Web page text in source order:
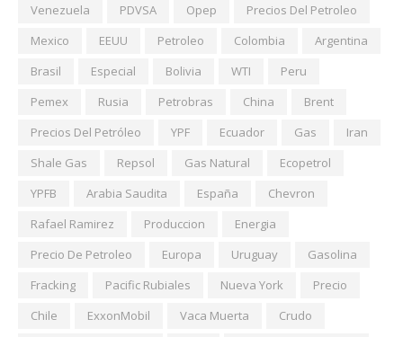
Venezuela PDVSA Opep
Precios Del Petroleo
Mexico
EEUU Petroleo Colombia
Argentina
Brasil
Especial Bolivia WTI
Peru
Pemex
Rusia Petrobras China
Brent
Precios Del Petróleo
YPF Ecuador Gas
Iran
Shale Gas
Repsol Gas Natural
Ecopetrol
YPFB
Arabia Saudita España
Chevron
Rafael Ramirez
Produccion
Energia
Precio De Petroleo
Europa Uruguay
Gasolina
Fracking
Pacific Rubiales Nueva York
Precio
Chile
ExxonMobil Vaca Muerta
Crudo